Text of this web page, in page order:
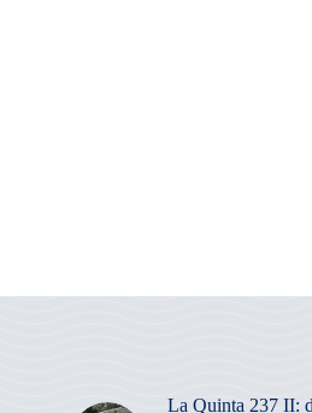
La Quinta 237 II: